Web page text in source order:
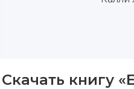
Скачать книгу